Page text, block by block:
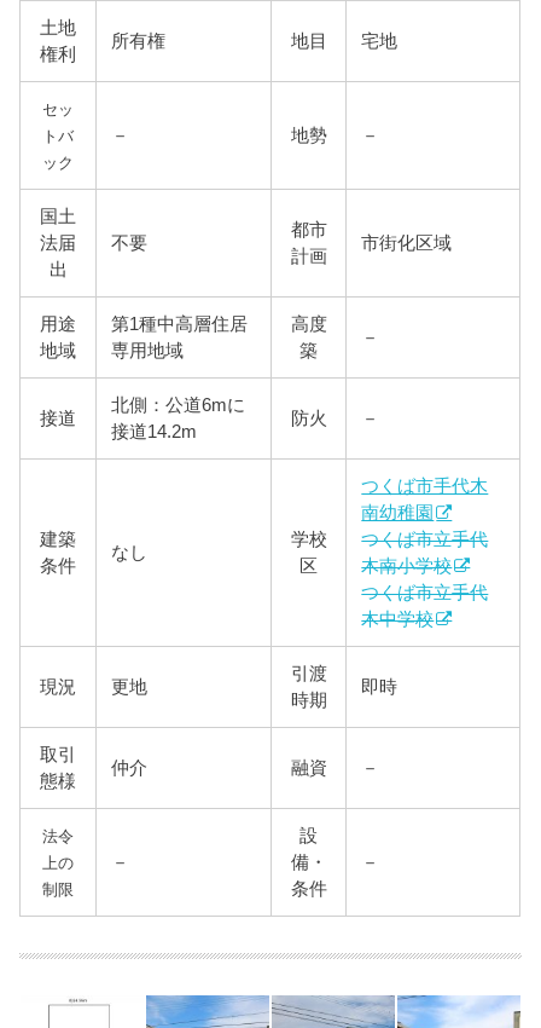
土地
権利
所有権 地目 宅地
セッ
トバ
ック
－ 地勢 －
国土
法届
出
不要
都市
計画
市街化区域
用途
地域
第1種中高層住居
専用地域
高度
築
－
接道
北側：公道6mに
接道14.2m
防火 －
建築
条件
なし
学校
区
つくば市手代木
南幼稚園
つくば市立手代
木南小学校
つくば市立手代
木中学校
現況 更地
引渡
時期
即時
取引
態様
仲介 融資 －
法令
上の
制限
－
設
備・
条件
－